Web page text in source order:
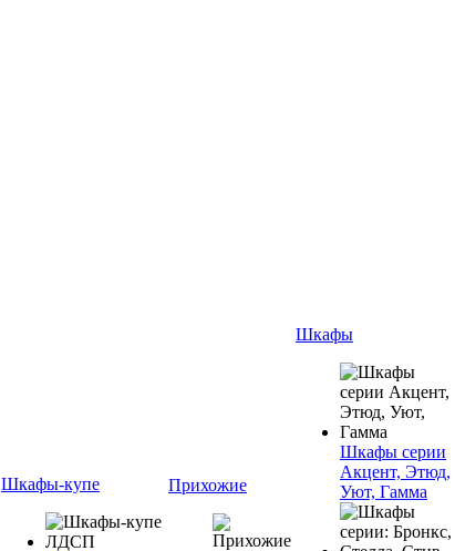
Шкафы-купе Прихожие
Шкафы
Шкафы серии
Акцент, Этюд,
Уют, Гамма